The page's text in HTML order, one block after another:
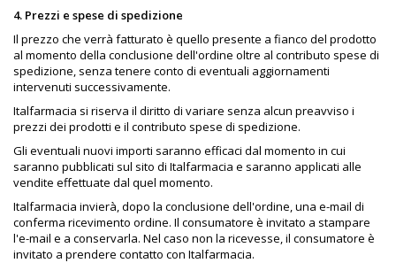
4. Prezzi e spese di spedizione
Il prezzo che verrà fatturato è quello presente a fianco del prodotto
al momento della conclusione dell'ordine oltre al contributo spese di
spedizione, senza tenere conto di eventuali aggiornamenti
intervenuti successivamente.
Italfarmacia si riserva il diritto di variare senza alcun preavviso i
prezzi dei prodotti e il contributo spese di spedizione.
Gli eventuali nuovi importi saranno efficaci dal momento in cui
saranno pubblicati sul sito di Italfarmacia e saranno applicati alle
vendite effettuate dal quel momento.
Italfarmacia invierà, dopo la conclusione dell'ordine, una e-mail di
conferma ricevimento ordine. Il consumatore è invitato a stampare
l'e-mail e a conservarla. Nel caso non la ricevesse, il consumatore è
invitato a prendere contatto con Italfarmacia.